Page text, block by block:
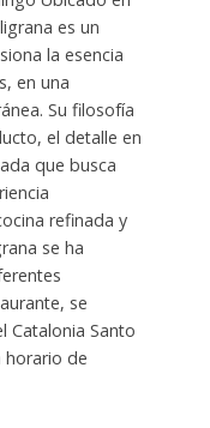
es un
la esencia
en una
Su filosofía
el detalle en
que busca
refinada y
se ha
se
Catalonia Santo
de